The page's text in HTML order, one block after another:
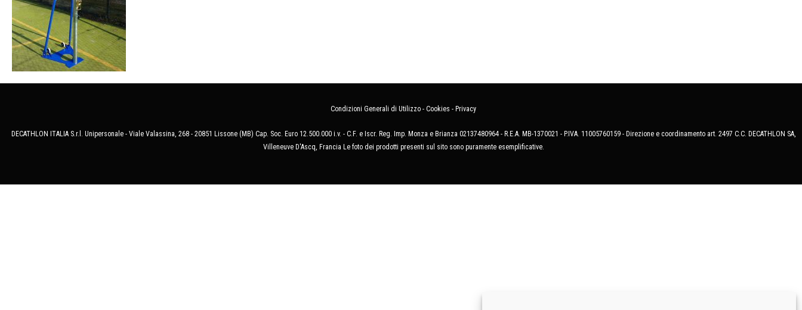
Condizioni Generali di Utilizzo - Cookies - Privacy
DECATHLON ITALIA S.r.l. Unipersonale - Viale Valassina, 268 - 20851 Lissone (MB) Cap. Soc. Euro 12.500.000 i.v. - C.F. e Iscr. Reg. Imp. Monza e Brianza 02137480964 - R.E.A. MB-1370021 - P.IVA. 11005760159 - Direzione e coordinamento art. 2497 C.C. DECATHLON SA,
Villeneuve D'Ascq, Francia Le foto dei prodotti presenti sul sito sono puramente esemplificative.